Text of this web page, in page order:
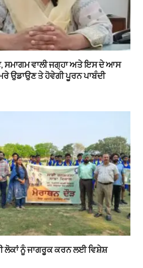
ਸਮਾਗਮ ਵਾਲੀ ਜਗ੍ਹਾ ਅਤੇ ਇਸ ਦੇ ਆਸ
ਉਡਾਉਣ ਤੇ ਹੋਵੇਗੀ ਪੂਰਨ ਪਾਬੰਦੀ
ਲੋਕਾਂ ਨੂੰ ਜਾਗਰੂਕ ਕਰਨ ਲਈ ਵਿਸ਼ੇਸ਼